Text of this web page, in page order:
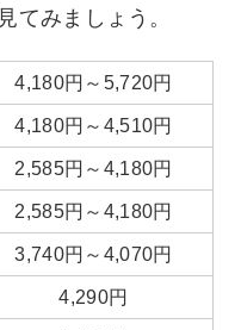
てみましょう。
4,180円～5,720円
4,180円～4,510円
2,585円～4,180円
2,585円～4,180円
3,740円～4,070円
4,290円